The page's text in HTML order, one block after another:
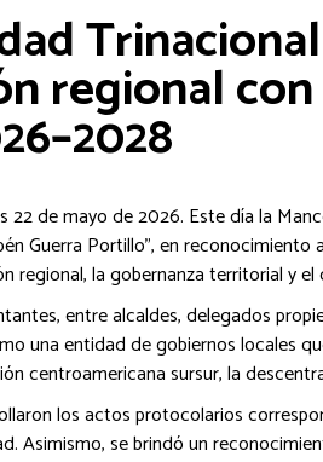
regional
22 de mayo de 2026. Este día la
Guerra Portillo”, en
regional, la gobernanza territorial y
entre alcaldes, delegados
una entidad de gobiernos locales
centroamericana sursur, la
los actos protocolarios
Asimismo, se brindó un